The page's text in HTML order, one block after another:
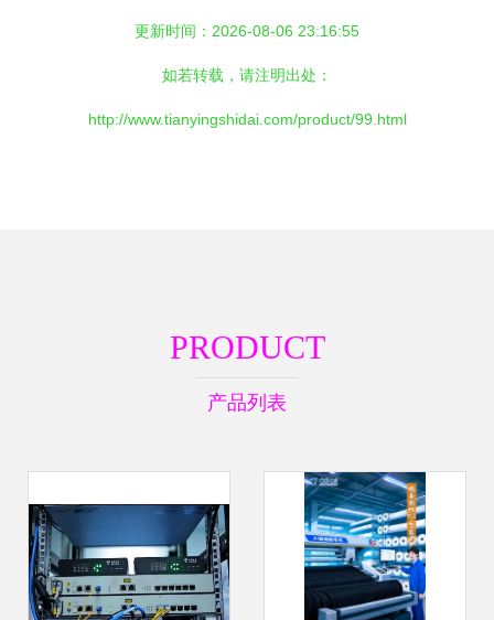
更新时间：2026-08-06 23:16:55
如若转载，请注明出处：
http://www.tianyingshidai.com/product/99.html
PRODUCT
产品列表